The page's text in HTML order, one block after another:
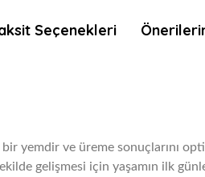
Seçenekleri
yemdir ve üreme sonuçlarını
gelişmesi için yaşamın ilk